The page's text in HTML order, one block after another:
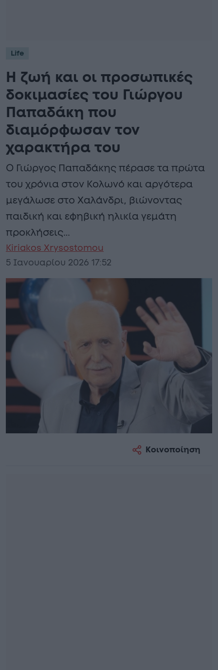
Life
Η ζωή και οι προσωπικές
δοκιμασίες του Γιώργου
Παπαδάκη που
διαμόρφωσαν τον
χαρακτήρα του
Ο Γιώργος Παπαδάκης πέρασε τα πρώτα
του χρόνια στον Κολωνό και αργότερα
μεγάλωσε στο Χαλάνδρι, βιώνοντας
παιδική και εφηβική ηλικία γεμάτη
προκλήσεις…
Kiriakos Xrysostomou
5 Ιανουαρίου 2026 17:52
Κοινοποίηση